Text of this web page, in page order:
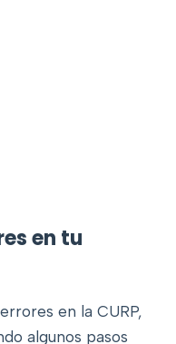
en tu
en la CURP,
algunos pasos